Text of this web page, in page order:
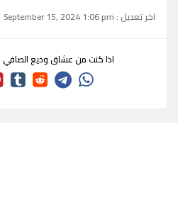
اخر تعديل : September 15, 2024 1:06 pm
اذا كنت من عشاق وديع